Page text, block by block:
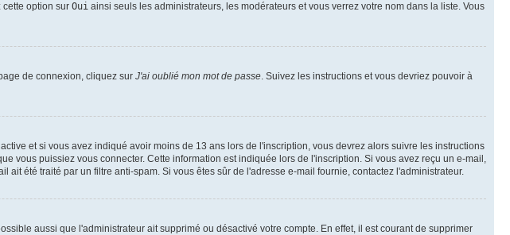
cette option sur Oui ainsi seuls les administrateurs, les modérateurs et vous verrez votre nom dans la liste. Vous
de connexion, cliquez sur J'ai oublié mon mot de passe. Suivez les instructions et vous devriez pouvoir à
et si vous avez indiqué avoir moins de 13 ans lors de l'inscription, vous devrez alors suivre les instructions
vous puissiez vous connecter. Cette information est indiquée lors de l'inscription. Si vous avez reçu un e-mail,
été traité par un filtre anti-spam. Si vous êtes sûr de l'adresse e-mail fournie, contactez l'administrateur.
aussi que l'administrateur ait supprimé ou désactivé votre compte. En effet, il est courant de supprimer